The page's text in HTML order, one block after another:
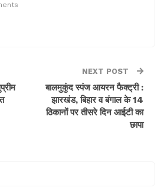
NEXT POST
बालमुकुंद स्पंज आयरन फैक्ट्री :
झारखंड, बिहार व बंगाल के 14
ठिकानों पर तीसरे दिन आईटी का
छापा